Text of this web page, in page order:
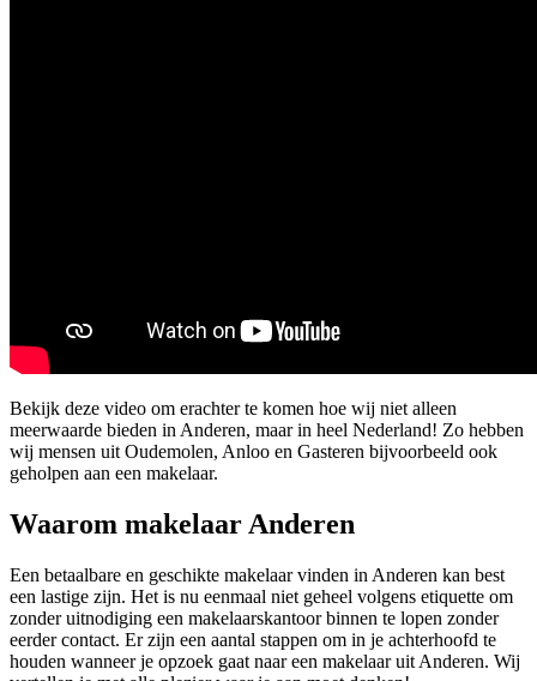
Bekijk deze video om erachter te komen hoe wij niet alleen
meerwaarde bieden in Anderen, maar in heel Nederland! Zo hebben
wij mensen uit Oudemolen, Anloo en Gasteren bijvoorbeeld ook
geholpen aan een makelaar.
Waarom makelaar Anderen
Een betaalbare en geschikte makelaar vinden in Anderen kan best
een lastige zijn. Het is nu eenmaal niet geheel volgens etiquette om
zonder uitnodiging een makelaarskantoor binnen te lopen zonder
eerder contact. Er zijn een aantal stappen om in je achterhoofd te
houden wanneer je opzoek gaat naar een makelaar uit Anderen. Wij